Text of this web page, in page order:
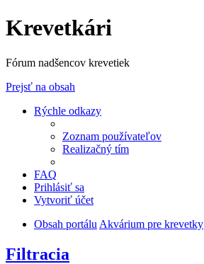
Krevetkári
Fórum nadšencov krevetiek
Prejsť na obsah
Rýchle odkazy
Zoznam používateľov
Realizačný tím
FAQ
Prihlásiť sa
Vytvoriť účet
Obsah portálu Akvárium pre krevetky
Filtracia